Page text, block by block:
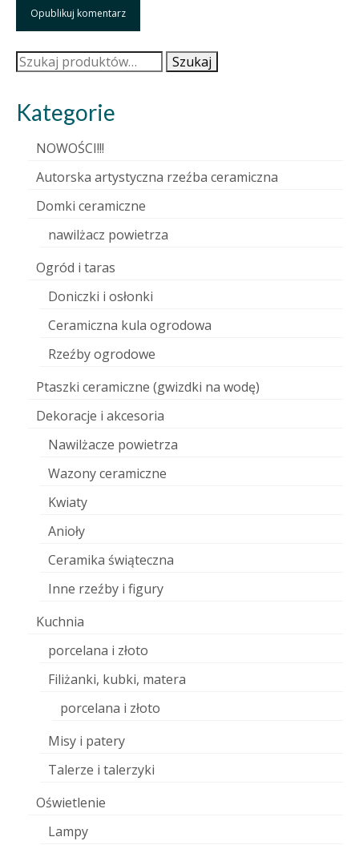
Szukaj: Szukaj
Kategorie
NOWOŚCI!!!
Autorska artystyczna rzeźba ceramiczna
Domki ceramiczne
nawilżacz powietrza
Ogród i taras
Doniczki i osłonki
Ceramiczna kula ogrodowa
Rzeźby ogrodowe
Ptaszki ceramiczne (gwizdki na wodę)
Dekoracje i akcesoria
Nawilżacze powietrza
Wazony ceramiczne
Kwiaty
Anioły
Ceramika świąteczna
Inne rzeźby i figury
Kuchnia
porcelana i złoto
Filiżanki, kubki, matera
porcelana i złoto
Misy i patery
Talerze i talerzyki
Oświetlenie
Lampy